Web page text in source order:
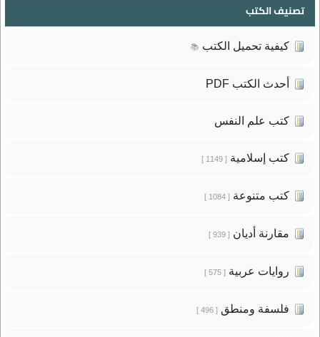
تصنيف الكتب
كيفية تحميل الكتب 📚
أحدث الكتب PDF
كتب علم النفس
كتب إسلامية[ 1149 ]
كتب متنوعة[ 1084 ]
مقارنة أديان[ 939 ]
روايات عربية[ 575 ]
فلسفة ومنطق[ 496 ]